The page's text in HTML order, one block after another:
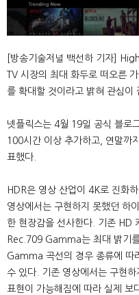
[방송기술저널 백선하 기자]
TV 시장의 최대 화두로 떠오른
를 확대할 것이라고 밝혀 관심이
넷플릭스는 4월 19일 공식 블로
100시간 이상 추가하고, 연말까
표했다.
HDR은 영상 산업이 4K로 진화
영상에서는 구현하지 못했던 하
한 현장감을 선사한다. 기존 HD
Rec.709 Gamma는 최대 밝기
Gamma 곡선의 경우 종류에 따
수 있다. 기존 영상에서는 구현
표현이 가능해짐에 따라 실제 보